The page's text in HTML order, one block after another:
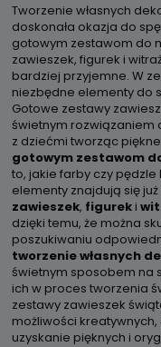
Tworzenie własnych
doskonała okazja do
gotowym zestawom do
zawieszek, figurek i
bardziej przyjemne. W
niezbędne elementy do
Gotowe zestawy
świetnym rozwiązaniem
z dziećmi tworząc
gotowym zestawom
to, jakie farby czy
elementy znajdują się
zawieszek, figurek i
dzięki temu, że można
poszukiwaniu
tworzenie własnych
świetnym sposobem na
ich w proces tworzenia
zestawy zawieszek
możliwości
uzyskanie pięknych i